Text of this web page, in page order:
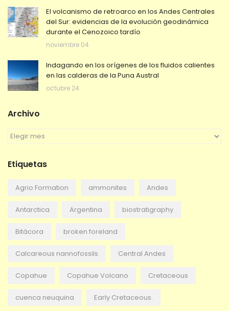
El volcanismo de retroarco en los Andes Centrales
del Sur: evidencias de la evolución geodinámica
durante el Cenozoico tardío
noviembre 04
Indagando en los orígenes de los fluidos calientes
en las calderas de la Puna Austral
octubre 24
Archivo
A
r
h
o
Etiquetas
Agrio Formation ammonites Andes
Antarctica Argentina biostratigraphy
Bitácora broken foreland
Calcareous nannofossils Central Andes
Copahue Copahue Volcano Cretaceous
cuenca neuquina Early Cretaceous.